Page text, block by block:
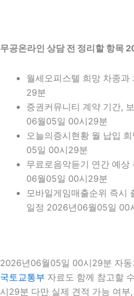
무공온라인 상담 전 정리할 항
월세오피스텔 희망 차종
29분
증권커뮤니티 계약 기간,
06월05일 00시29분
오늘의증시현황 월 납입
05일 00시29분
무료로음악듣기 연간 예
06월05일 00시29분
모바일게임매출순위 즉시
일정 2026년06월05일 00
2026년06월05일 00시29분 자
국토교통부 자료도 함께 참고할
시29분 다만 실제 견적 가능 여